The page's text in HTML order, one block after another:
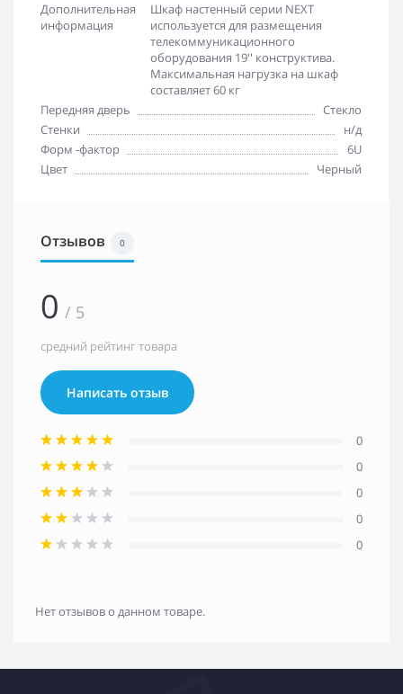
Дополнительная
информация
Шкаф настенный серии NEXT
используется для размещения
телекоммуникационного
оборудования 19'' конструктива.
Максимальная нагрузка на шкаф
составляет 60 кг
Передняя дверь
Стекло
Стенки
н/д
Форм -фактор
6U
Цвет
Черный
Отзывов 0
0 / 5
средний рейтинг товара
Написать отзыв
0
0
0
0
0
Нет отзывов о данном товаре.